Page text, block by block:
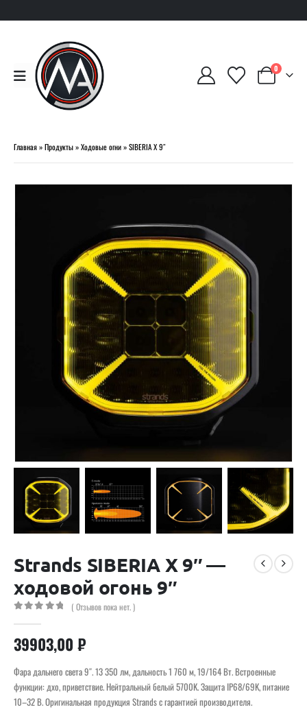
0
Главная»Продукты»Ходовые огни»SIBERIA X 9″
Strands SIBERIA X 9″ —
ходовой огонь 9″
( Отзывов пока нет. )
39903,00 ₽
Фара дальнего света 9″. 13 350 лм, дальность 1 760 м, 19/164 Вт. Встроенные
функции: дхо, приветствие. Нейтральный белый 5700K. Защита IP68/69K, питание
10–32 В. Оригинальная продукция Strands с гарантией производителя.